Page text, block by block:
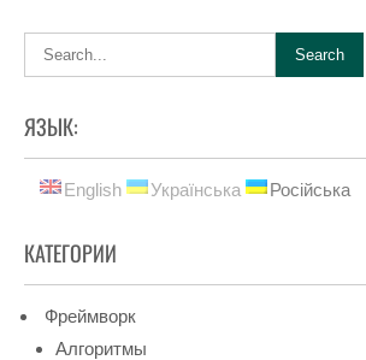
ЯЗЫК:
English Українська Російська
КАТЕГОРИИ
Фреймворк
Алгоритмы